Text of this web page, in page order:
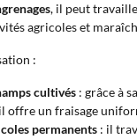
, il peut
agricoles et
:
cultivés : grâce à
offre un fraisage
permanents : il